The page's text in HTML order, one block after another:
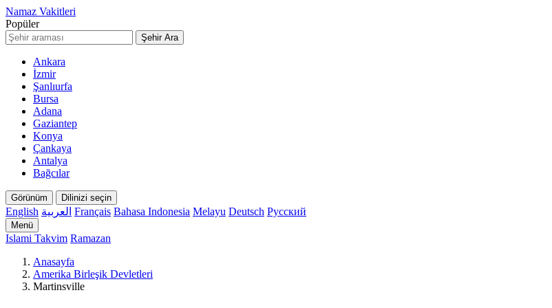
Namaz Vakitleri
Popüler
Şehir Ara
Ankara
İzmir
Şanlıurfa
Bursa
Adana
Gaziantep
Konya
Çankaya
Antalya
Bağcılar
Görünüm Dilinizi seçin
English العربية Français Bahasa Indonesia Melayu Deutsch Русский
Menü
Islami Takvim Ramazan
Anasayfa
Amerika Birleşik Devletleri
Martinsville